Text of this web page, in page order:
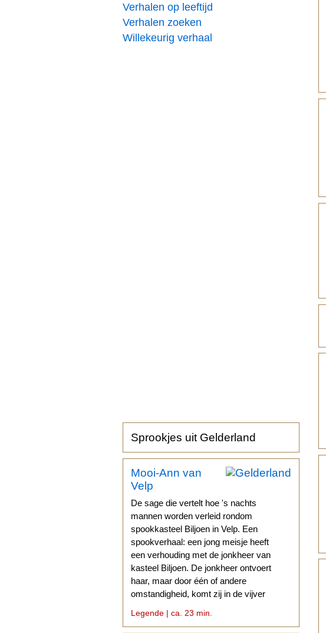
Verhalen op leeftijd
Verhalen zoeken
Willekeurig verhaal
Sprookjes uit Gelderland
Mooi-Ann van
Velp
De sage die vertelt hoe 's nachts
mannen worden verleid rondom
spookkasteel Biljoen in Velp. Een
spookverhaal: een jong meisje heeft
een verhouding met de jonkheer van
kasteel Biljoen. De jonkheer ontvoert
haar, maar door één of andere
omstandigheid, komt zij in de vijver
Legende | ca. 23 min.